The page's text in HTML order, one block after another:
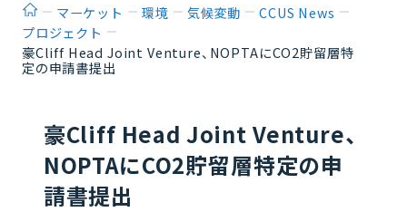
ホームマーケット 環境 気候変動
CCUS News
プロジェクト
豪Cliff Head Joint Venture、NOPTAにCO2貯留層特
定の申請書提出
豪Cliff Head Joint Venture、
NOPTAにCO2貯留層特定の申
請書提出